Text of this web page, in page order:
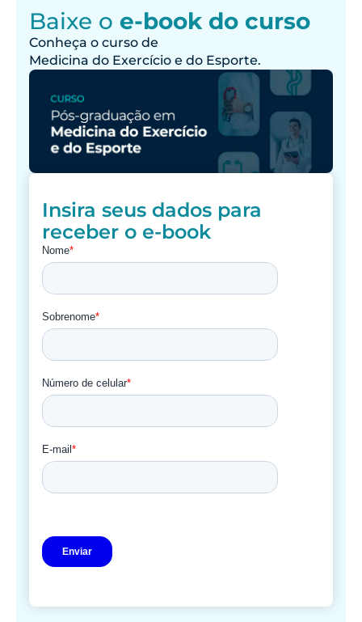
Baixe o e-book do curso
Conheça o curso de
Medicina do Exercício e do Esporte.
Insira seus dados para
receber o e-book